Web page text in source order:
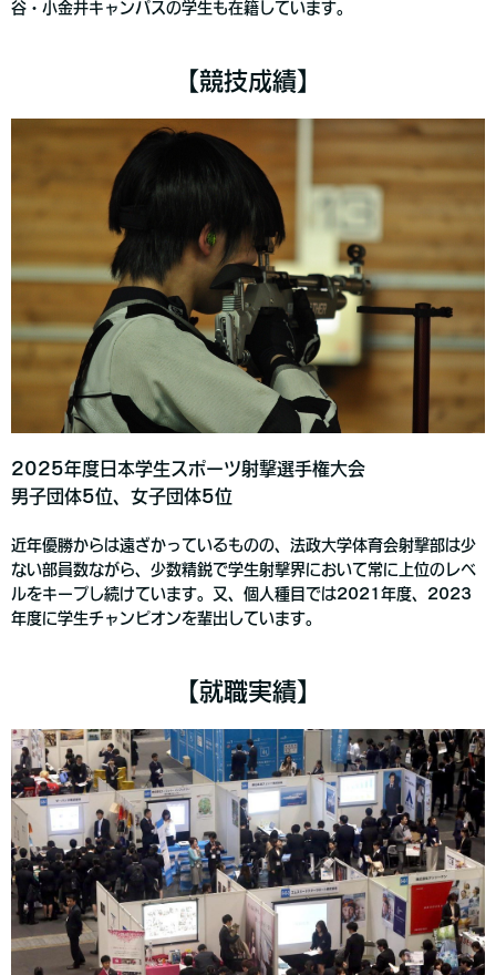
谷・小金井キャンパスの学生も在籍しています。
【競技成績】
2025年度日本学生スポーツ射撃選手権大会
男子団体5位、女子団体5位
近年優勝からは遠ざかっているものの、法政大学体育会射撃部は少
ない部員数ながら、少数精鋭で学生射撃界において常に上位のレベ
ルをキープし続けています。又、個人種目では2021年度、2023
年度に学生チャンピオンを輩出しています。
【就職実績】